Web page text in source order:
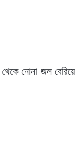
নোনা জল বেরিয়ে